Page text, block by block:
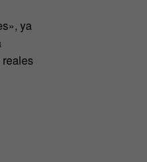
ya
reales